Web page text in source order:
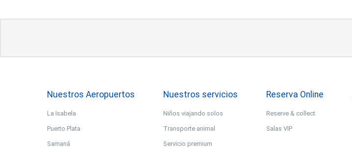
Nuestros Aeropuertos
La Isabela
Puerto Plata
Samaná
Nuestros servicios
Niños viajando solos
Transporte animal
Servicio premium
Reserva Online
Reserve & collect
Salas VIP